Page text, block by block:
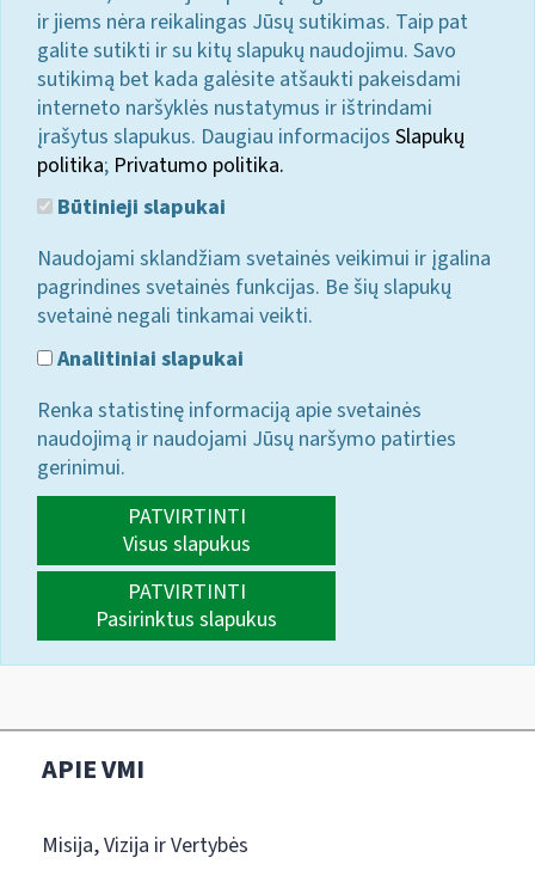
ir jiems nėra reikalingas Jūsų sutikimas. Taip pat
galite sutikti ir su kitų slapukų naudojimu. Savo
sutikimą bet kada galėsite atšaukti pakeisdami
interneto naršyklės nustatymus ir ištrindami
įrašytus slapukus. Daugiau informacijos Slapukų
politika; Privatumo politika.
Būtinieji slapukai
Naudojami sklandžiam svetainės veikimui ir įgalina
pagrindines svetainės funkcijas. Be šių slapukų
svetainė negali tinkamai veikti.
Analitiniai slapukai
Renka statistinę informaciją apie svetainės
naudojimą ir naudojami Jūsų naršymo patirties
gerinimui.
PATVIRTINTI
Visus slapukus
PATVIRTINTI
Pasirinktus slapukus
APIE VMI
Misija, Vizija ir Vertybės